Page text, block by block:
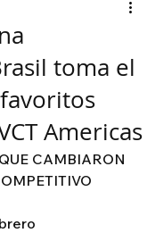
toma el
Americas
CAMBIARON